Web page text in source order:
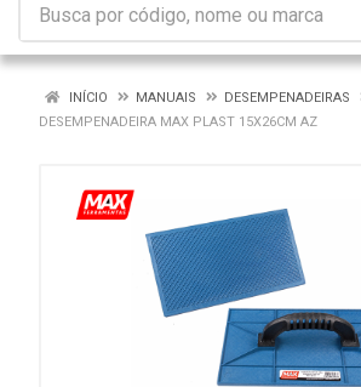
INÍCIO MANUAIS
DESEMPENADEIRAS
DESEMPENADEIRA MAX PLAST 15X26CM AZ